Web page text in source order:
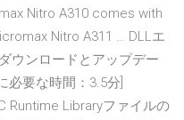
Nitro A310 comes with
Nitro A311 … DLLエ
ウンロードとアップデー
必要な時間：3.5分]
Libraryファイルの